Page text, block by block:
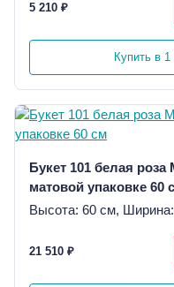
5 210 ₽
Купить в 1
Букет 101 белая
матовой упаковке 60
Высота: 60 см,
21 510 ₽